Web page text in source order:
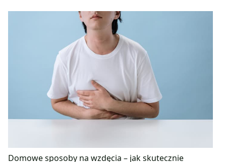
Domowe sposoby na wzdęcia – jak skutecznie